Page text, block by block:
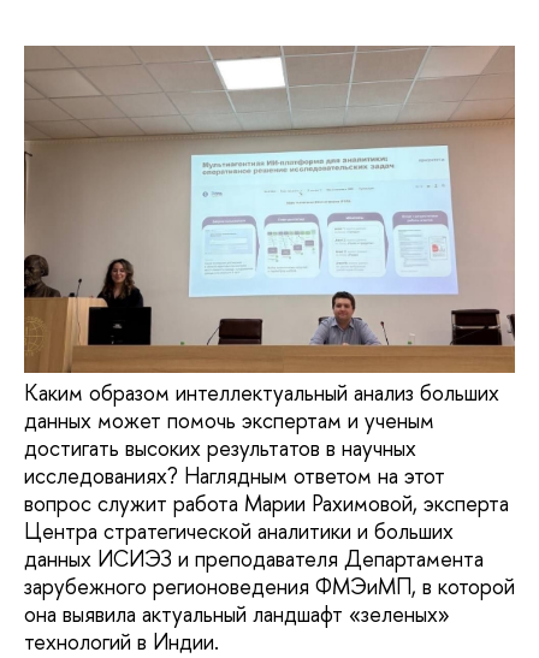
Каким образом интеллектуальный анализ больших
данных может помочь экспертам и ученым
достигать высоких результатов в научных
исследованиях? Наглядным ответом на этот
вопрос служит работа Марии Рахимовой, эксперта
Центра стратегической аналитики и больших
данных ИСИЭЗ и преподавателя Департамента
зарубежного регионоведения ФМЭиМП, в которой
она выявила актуальный ландшафт «зеленых»
технологий в Индии.